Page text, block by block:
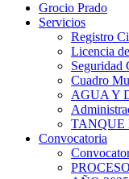
Grocio Prado
Servicios
Registro
Licencia
Seguridad
Cuadro
AGUA Y
TANQUE
Convocatoria